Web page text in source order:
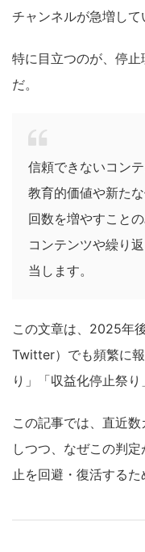
チャンネルが急増して
特に目立つのが、停
だ。
信頼できないコン
教育的価値や新た
回数を増やすこと
コンテンツや繰り
当します。
この文章は、2025年
Twitter）でも頻繁に
り」「収益化停止祭り
この記事では、直近
しつつ、なぜこの判
止を回避・復活するた